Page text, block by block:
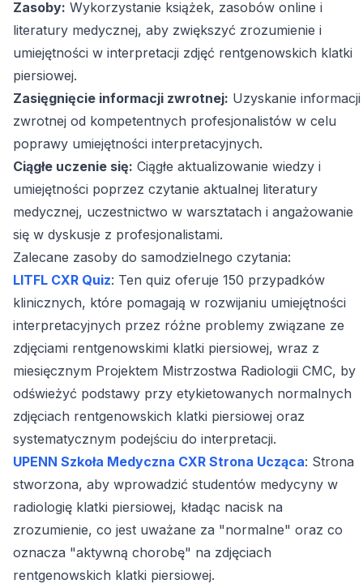
Zasoby: Wykorzystanie książek, zasobów online i
literatury medycznej, aby zwiększyć zrozumienie i
umiejętności w interpretacji zdjęć rentgenowskich klatki
piersiowej.
Zasięgnięcie informacji zwrotnej: Uzyskanie informacji
zwrotnej od kompetentnych profesjonalistów w celu
poprawy umiejętności interpretacyjnych.
Ciągłe uczenie się: Ciągłe aktualizowanie wiedzy i
umiejętności poprzez czytanie aktualnej literatury
medycznej, uczestnictwo w warsztatach i angażowanie
się w dyskusje z profesjonalistami.
Zalecane zasoby do samodzielnego czytania:
LITFL CXR Quiz: Ten quiz oferuje 150 przypadków
klinicznych, które pomagają w rozwijaniu umiejętności
interpretacyjnych przez różne problemy związane ze
zdjęciami rentgenowskimi klatki piersiowej, wraz z
miesięcznym Projektem Mistrzostwa Radiologii CMC, by
odświeżyć podstawy przy etykietowanych normalnych
zdjęciach rentgenowskich klatki piersiowej oraz
systematycznym podejściu do interpretacji.
UPENN Szkoła Medyczna CXR Strona Ucząca: Strona
stworzona, aby wprowadzić studentów medycyny w
radiologię klatki piersiowej, kładąc nacisk na
zrozumienie, co jest uważane za "normalne" oraz co
oznacza "aktywną chorobę" na zdjęciach
rentgenowskich klatki piersiowej.